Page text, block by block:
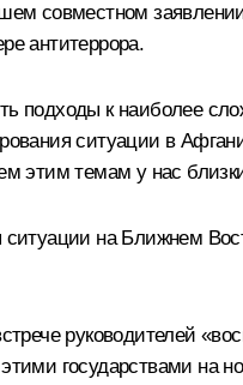
совместном
антитеррора.
подходы к наиболее
ситуации в
этим темам у нас
ситуации на Ближнем
руководителей
государствами на